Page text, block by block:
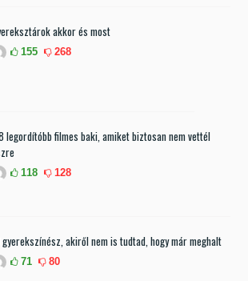
akkor és most
155 268
legordítóbb filmes baki, amiket biztosan nem vettél
118 128
gyerekszínész, akiről nem is tudtad, hogy már meghalt
71 80